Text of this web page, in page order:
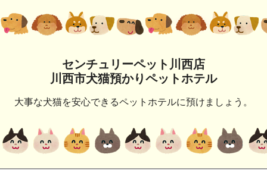
センチュリーペット川西店
川西市犬猫預かりペットホテル
大事な犬猫を安心できるペットホテルに預けましょう。